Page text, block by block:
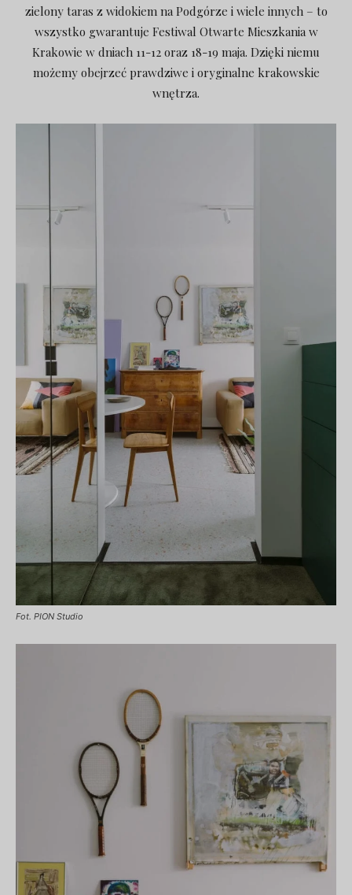
zielony taras z widokiem na Podgórze i wiele innych – to
wszystko gwarantuje Festiwal Otwarte Mieszkania w
Krakowie w dniach 11-12 oraz 18-19 maja. Dzięki niemu
możemy obejrzeć prawdziwe i oryginalne krakowskie
wnętrza.
Fot. PION Studio